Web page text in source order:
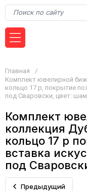
Главная
/
Комплект ювелирной
кольцо 17 р, покрытие
под Сваровски, цвет:
Комплект
коллекция
кольцо 17 р
вставка
под
Предыдущий